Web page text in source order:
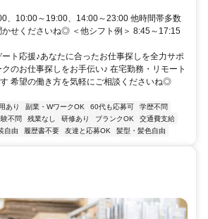
、10:00～19:00、14:00～23:00 他時間帯多数
かせくださいね◎ ＜他シフト例＞ 8:45～17:15
ト応援♪あなたに合ったお仕事探しを全力サポ
のお仕事探しをお手伝い♪ 在宅勤務・リモート
希望の働き方を気軽にご相談くださいね◎
あり 副業・WワークOK 60代も応募可
学歴不問
不問 残業なし 研修あり ブランクOK
交通費支給
自由 履歴書不要 友達と応募OK 髪型・髪色自由